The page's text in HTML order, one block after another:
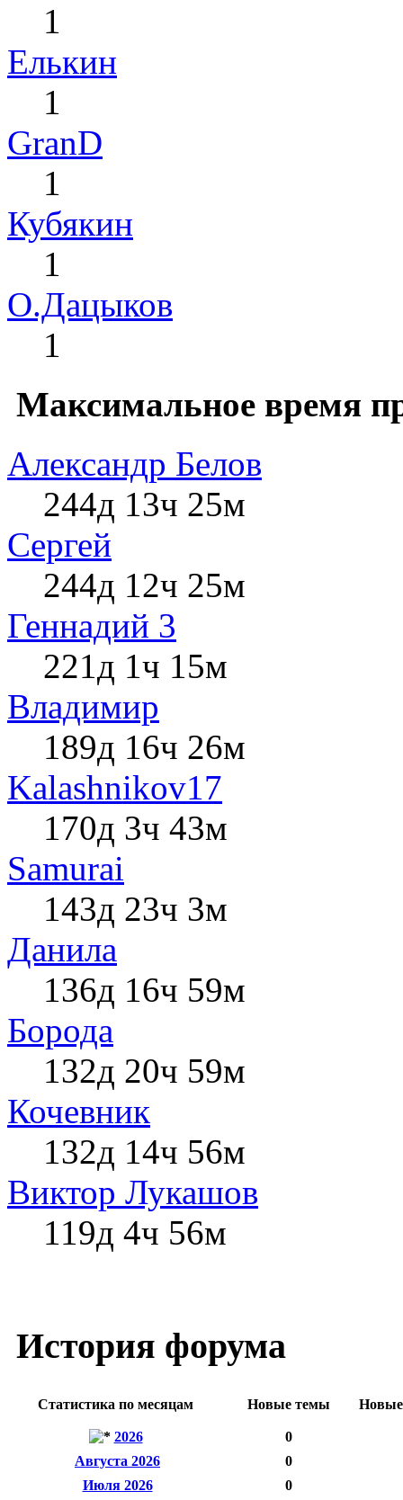
1
Елькин
1
GranD
1
Кубякин
1
О.Дацыков
1
Максимальное время
Александр Белов
244д 13ч 25м
Сергей
244д 12ч 25м
Геннадий 3
221д 1ч 15м
Влaдимир
189д 16ч 26м
Kalashnikov17
170д 3ч 43м
Samurai
143д 23ч 3м
Данила
136д 16ч 59м
Борода
132д 20ч 59м
Кочевник
132д 14ч 56м
Виктор Лукашов
119д 4ч 56м
История форума
Статистика по месяцам Новые темы Новые
2026
0
Августа 2026
0
Июля 2026
0